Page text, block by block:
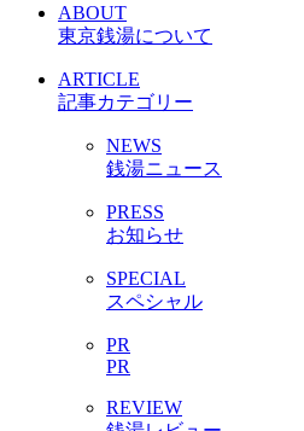
ABOUT
東京銭湯について
ARTICLE
記事カテゴリー
NEWS
銭湯ニュース
PRESS
お知らせ
SPECIAL
スペシャル
PR
PR
REVIEW